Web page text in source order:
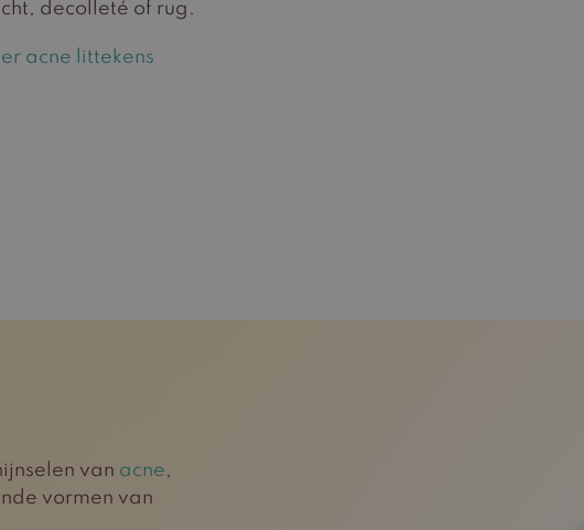
decolleté of rug.
acne littekens
van acne,
vormen van